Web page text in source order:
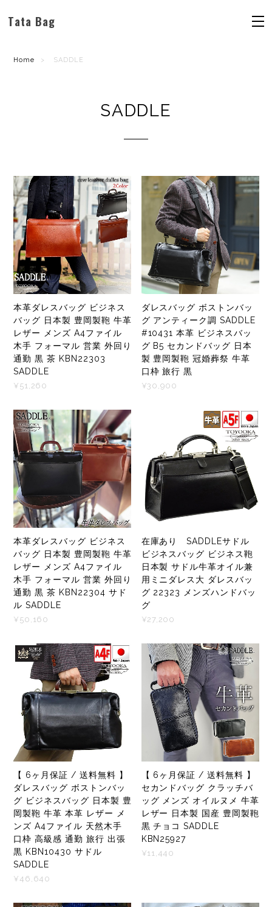
Tata Bag
Home SADDLE
SADDLE
本革ダレスバッグ ビジネス
バッグ 日本製 豊岡製鞄 牛革
レザー メンズ A4ファイル
木手 フォーマル 営業 外回り
通勤 黒 茶 KBN22303
SADDLE
¥51,260
ダレスバッグ ボストンバッ
グ アンティーク調 SADDLE
#10431 本革 ビジネスバッ
グ B5 セカンドバッグ 日本
製 豊岡製鞄 冠婚葬祭 牛革
口枠 旅行 黒
¥30,900
本革ダレスバッグ ビジネス
バッグ 日本製 豊岡製鞄 牛革
レザー メンズ A4ファイル
木手 フォーマル 営業 外回り
通勤 黒 茶 KBN22304 サド
ル SADDLE
¥50,160
在庫あり SADDLEサドル
ビジネスバッグ ビジネス鞄
日本製 サドル牛革オイル兼
用ミニダレス大 ダレスバッ
グ 22323 メンズハンドバッ
グ
¥27,200
【 6ヶ月保証 / 送料無料 】
ダレスバッグ ボストンバッ
グ ビジネスバッグ 日本製 豊
岡製鞄 牛革 本革 レザー メ
ンズ A4ファイル 天然木手
口枠 高級感 通勤 旅行 出張
黒 KBN10430 サドル
SADDLE
¥46,640
【 6ヶ月保証 / 送料無料 】
セカンドバッグ クラッチバ
ッグ メンズ オイルヌメ 牛革
レザー 日本製 国産 豊岡製鞄
黒 チョコ SADDLE
KBN25927
¥11,440